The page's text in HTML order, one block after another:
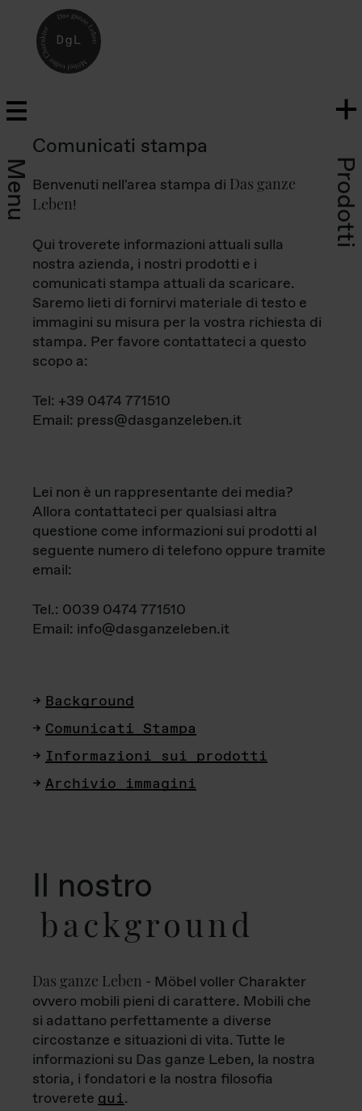
Menu Prodotti
Comunicati stampa
Benvenuti nell'area stampa di Das ganze
Leben!
Qui troverete informazioni attuali sulla
nostra azienda, i nostri prodotti e i
comunicati stampa attuali da scaricare.
Saremo lieti di fornirvi materiale di testo e
immagini su misura per la vostra richiesta di
stampa. Per favore contattateci a questo
scopo a:
Tel: +39 0474 771510
Email: press@dasganzeleben.it
Lei non è un rappresentante dei media?
Allora contattateci per qualsiasi altra
questione come informazioni sui prodotti al
seguente numero di telefono oppure tramite
email:
Tel.: 0039 0474 771510
Email: info@dasganzeleben.it
Background
Comunicati Stampa
Informazioni sui prodotti
Archivio immagini
Il nostro
background
Das ganze Leben - Möbel voller Charakter
ovvero mobili pieni di carattere. Mobili che
si adattano perfettamente a diverse
circostanze e situazioni di vita. Tutte le
informazioni su Das ganze Leben, la nostra
storia, i fondatori e la nostra filosofia
troverete qui.